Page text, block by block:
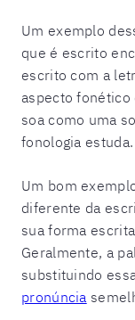
Um exemplo
que é escrito
escrito com a
aspecto fonético
soa como uma
fonologia estuda.
Um bom
diferente da
sua forma
Geralmente, a
substituindo
pronúncia